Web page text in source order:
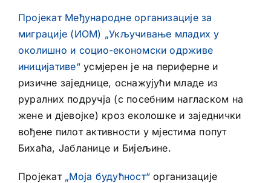
Пројекат Међународне организације за
миграције (ИОМ) „Укључивање младих у
околишно и социо-економски одрживе
иницијативе“усмјерен је на периферне и
ризичне заједнице, оснажујући младе из
руралних подручја (с посебним нагласком на
жене и дјевојке) кроз еколошке и заједнички
вођене пилот активности у мјестима попут
Бихаћа, Јабланице и Бијељине.
Пројекат „Моја будућност“ организације